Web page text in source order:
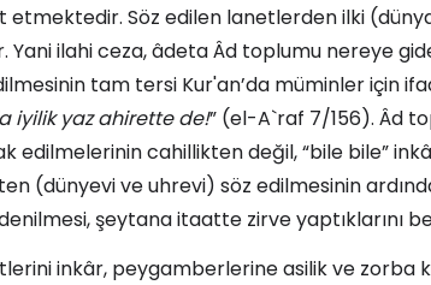
etmektedir. Söz edilen lanetlerden ilki
ilahi ceza, âdeta Âd toplumu nereye
tam tersi Kur'an’da müminler için
iyilik yaz ahirette de!” (el-A`raf 7/156). Âd
edilmelerinin cahillikten değil, “bile bile”
(dünyevi ve uhrevi) söz edilmesinin
şeytana itaatte zirve yaptıklarını
inkâr, peygamberlerine asilik ve zorba